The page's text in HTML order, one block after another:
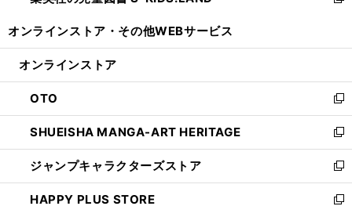
開
ン
ウ
で
開
く
ウ
ン
ド
ウ
で
開
く
オンラインストア・ その他WEBサービス
オンラインストア
OTO
新
し
い
ウ
ィ
ン
ド
SHUEISHA MANGA-ART HERITAGE
新
し
い
ウ
ィ
ジャンプキャラクターズストア
新
し
い
HAPPY PLUS STORE
新